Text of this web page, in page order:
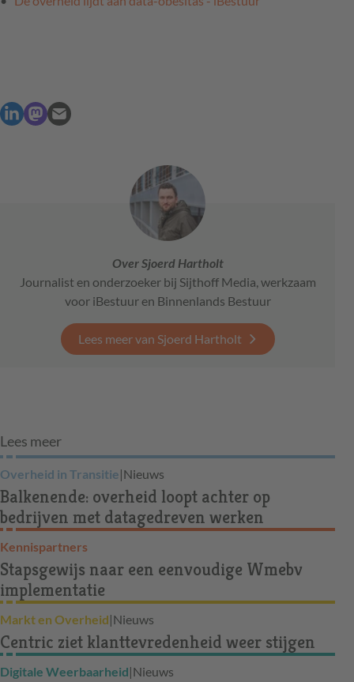
Over Sjoerd Hartholt
Journalist en onderzoeker bij Sijthoff Media, werkzaam
voor iBestuur en Binnenlands Bestuur
Lees meer van Sjoerd Hartholt
Lees meer
Overheid in Transitie|Nieuws
Balkenende: overheid loopt achter op
bedrijven met datagedreven werken
Kennispartners
Stapsgewijs naar een eenvoudige Wmebv
implementatie
Markt en Overheid|Nieuws
Centric ziet klanttevredenheid weer stijgen
Digitale Weerbaarheid|Nieuws